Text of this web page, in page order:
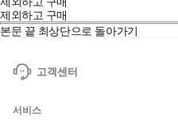
제외하고 구매
본문 끝 최상단으로 돌아가기
고객센터
서비스